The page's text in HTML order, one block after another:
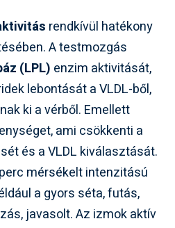
rendkívül hatékony
A testmozgás
(LPL) enzim aktivitását,
lebontását a VLDL-ből,
ki a vérből. Emellett
ami csökkenti a
és a VLDL kiválasztását.
mérsékelt intenzitású
a gyors séta, futás,
javasolt. Az izmok aktív